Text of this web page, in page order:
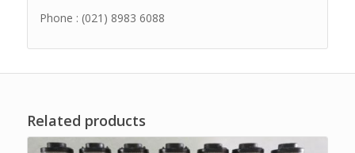
Phone : (021) 8983 6088
Related products